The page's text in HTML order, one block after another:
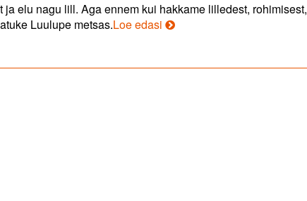
elu nagu lill. Aga ennem kui hakkame lilledest, rohimisest,
Luulupe metsas.Loe edasi Volbrist